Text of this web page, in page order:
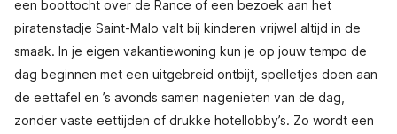
een boottocht over de Rance of een bezoek aan het
piratenstadje Saint-Malo valt bij kinderen vrijwel altijd in de
smaak. In je eigen vakantiewoning kun je op jouw tempo de
dag beginnen met een uitgebreid ontbijt, spelletjes doen aan
de eettafel en ’s avonds samen nagenieten van de dag,
zonder vaste eettijden of drukke hotellobby’s. Zo wordt een